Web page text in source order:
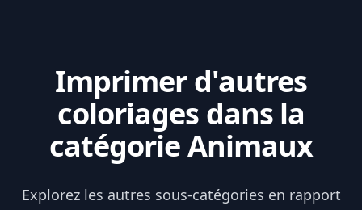
Imprimer d'autres
coloriages dans la
catégorie Animaux
Explorez les autres sous-catégories en rapport